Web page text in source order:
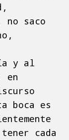
no saco
y al
en
boca es
cada